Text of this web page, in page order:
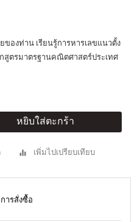
องท่าน เรียนรู้การหารเลขแนวตั้ง
ตรมาตรฐานคณิตศาสตร์ประเทศ
หยิบใส่ตะกร้า
เพิ่มไปเปรียบเทียบ
ารสั่งซื้อ